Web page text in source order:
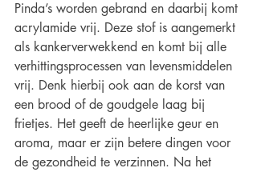
Pinda’s worden gebrand en daarbij komt
acrylamide vrij. Deze stof is aangemerkt
als kankerverwekkend en komt bij alle
verhittingsprocessen van levensmiddelen
vrij. Denk hierbij ook aan de korst van
een brood of de goudgele laag bij
frietjes. Het geeft de heerlijke geur en
aroma, maar er zijn betere dingen voor
de gezondheid te verzinnen. Na het